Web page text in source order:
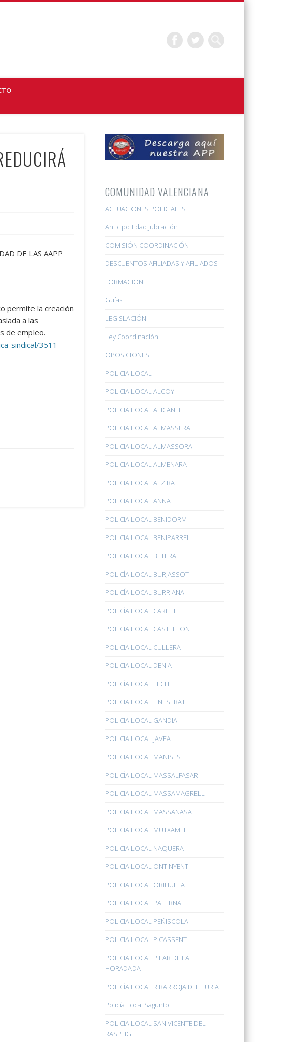
DE LAS AAPP
permite la creación
a las
de empleo.
sindical/3511-
COMUNIDAD VALENCIANA
ACTUACIONES POLICIALES
Anticipo Edad Jubilación
COMISIÓN COORDINACIÓN
DESCUENTOS AFILIADAS Y AFILIADOS
FORMACION
Guías
LEGISLACIÓN
Ley Coordinación
OPOSICIONES
POLICIA LOCAL
POLICIA LOCAL ALCOY
POLICIA LOCAL ALICANTE
POLICIA LOCAL ALMASSERA
POLICIA LOCAL ALMASSORA
POLICIA LOCAL ALMENARA
POLICIA LOCAL ALZIRA
POLICIA LOCAL ANNA
POLICIA LOCAL BENIDORM
POLICIA LOCAL BENIPARRELL
POLICIA LOCAL BETERA
POLICÍA LOCAL BURJASSOT
POLICÍA LOCAL BURRIANA
POLICÍA LOCAL CARLET
POLICIA LOCAL CASTELLON
POLICIA LOCAL CULLERA
POLICIA LOCAL DENIA
POLICÍA LOCAL ELCHE
POLICIA LOCAL FINESTRAT
POLICIA LOCAL GANDIA
POLICIA LOCAL JAVEA
POLICIA LOCAL MANISES
POLICÍA LOCAL MASSALFASAR
POLICIA LOCAL MASSAMAGRELL
POLICIA LOCAL MASSANASA
POLICIA LOCAL MUTXAMEL
POLICIA LOCAL NAQUERA
POLICIA LOCAL ONTINYENT
POLICIA LOCAL ORIHUELA
POLICIA LOCAL PATERNA
POLICIA LOCAL PEÑISCOLA
POLICIA LOCAL PICASSENT
POLICIA LOCAL PILAR DE LA
HORADADA
POLICÍA LOCAL RIBARROJA DEL TURIA
Policía Local Sagunto
POLICIA LOCAL SAN VICENTE DEL
RASPEIG